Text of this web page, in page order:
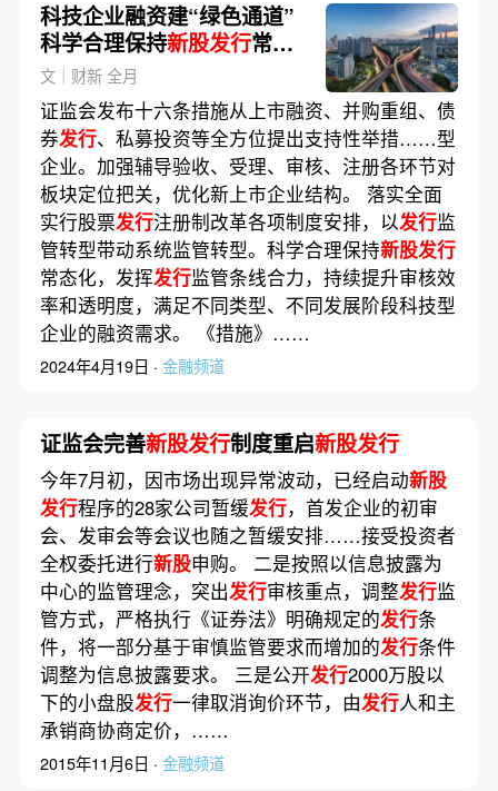
科技企业融资建“绿色通道”
科学合理保持新股发行常态
化
文｜财新 全月
证监会发布十六条措施从上市融资、并购重组、债
券发行、私募投资等全方位提出支持性举措……型
企业。加强辅导验收、受理、审核、注册各环节对
板块定位把关，优化新上市企业结构。 落实全面
实行股票发行注册制改革各项制度安排，以发行监
管转型带动系统监管转型。科学合理保持新股发行
常态化，发挥发行监管条线合力，持续提升审核效
率和透明度，满足不同类型、不同发展阶段科技型
企业的融资需求。 《措施》……
2024年4月19日 · 金融频道
证监会完善新股发行制度重启新股发行
今年7月初，因市场出现异常波动，已经启动新股
发行程序的28家公司暂缓发行，首发企业的初审
会、发审会等会议也随之暂缓安排……接受投资者
全权委托进行新股申购。 二是按照以信息披露为
中心的监管理念，突出发行审核重点，调整发行监
管方式，严格执行《证券法》明确规定的发行条
件，将一部分基于审慎监管要求而增加的发行条件
调整为信息披露要求。 三是公开发行2000万股以
下的小盘股发行一律取消询价环节，由发行人和主
承销商协商定价，……
2015年11月6日 · 金融频道